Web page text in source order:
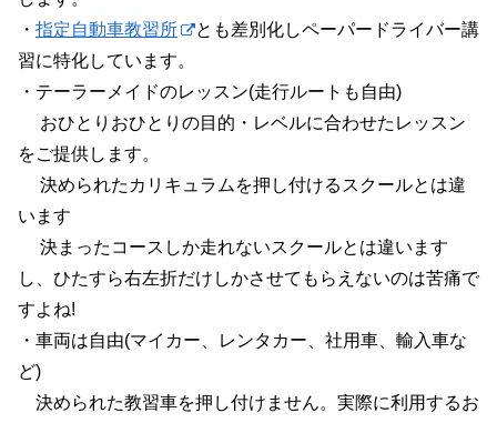
・ 指定自動車教習所
とも差別化しペーパードライバー講
習に特化しています。
・テーラーメイドのレッスン(走行ルートも自由)
おひとりおひとりの目的・レベルに合わせたレッスン
をご提供します。
決められたカリキュラムを押し付けるスクールとは違
います
決まったコースしか走れないスクールとは違います
し、ひたすら右左折だけしかさせてもらえないのは苦痛で
すよね!
・車両は自由(マイカー、レンタカー、社用車、輸入車な
ど)
決められた教習車を押し付けません。実際に利用するお